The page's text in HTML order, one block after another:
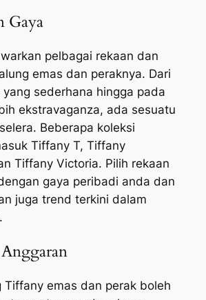
Gaya
pelbagai rekaan dan
emas dan peraknya. Dari
yang sederhana hingga pada
ekstravaganza, ada sesuatu
Beberapa koleksi
Tiffany T, Tiffany
Tiffany Victoria. Pilih rekaan
gaya peribadi anda dan
juga trend terkini dalam
Tiffany emas dan perak boleh